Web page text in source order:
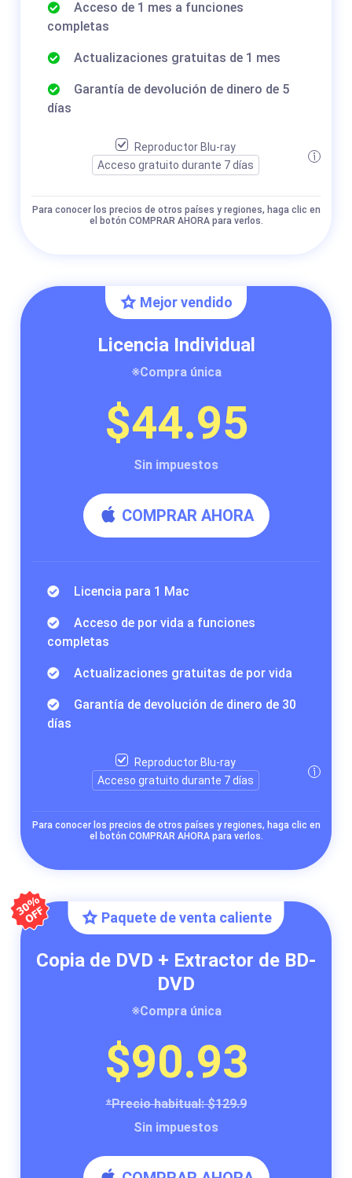
Acceso de 1 mes a funciones
completas
Actualizaciones gratuitas de 1 mes
Garantía de devolución de dinero de 5
días
Reproductor Blu-ray
Acceso gratuito durante 7 días
Para conocer los precios de otros países y regiones, haga clic en
el botón COMPRAR AHORA para verlos.
Mejor vendido
Licencia Individual
※Compra única
$44.95
Sin impuestos
COMPRAR AHORA
Licencia para 1 Mac
Acceso de por vida a funciones
completas
Actualizaciones gratuitas de por vida
Garantía de devolución de dinero de 30
días
Reproductor Blu-ray
Acceso gratuito durante 7 días
Para conocer los precios de otros países y regiones, haga clic en
el botón COMPRAR AHORA para verlos.
Paquete de venta caliente
Copia de DVD + Extractor de BD-
DVD
※Compra única
$90.93
*Precio habitual: $129.9
Sin impuestos